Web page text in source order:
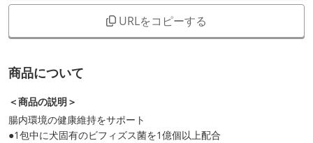
URLをコピーする
商品について
＜商品の説明＞
腸内環境の健康維持をサポート
●1包中に犬固有のビフィズス菌を1億個以上配合